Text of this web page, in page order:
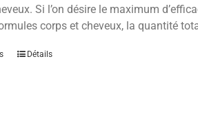
Si l’on désire le maximum
corps et cheveux, la quantité
Détails